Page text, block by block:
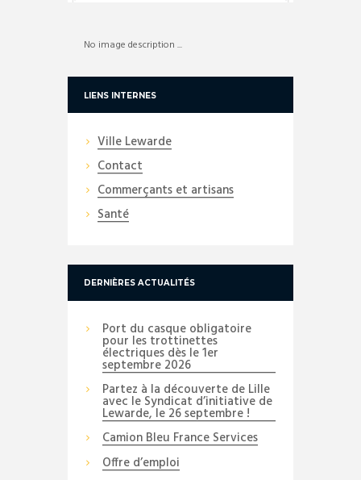
No image description ...
LIENS INTERNES
Ville Lewarde
Contact
Commerçants et artisans
Santé
DERNIÈRES ACTUALITÉS
Port du casque obligatoire
pour les trottinettes
électriques dès le 1er
septembre 2026
Partez à la découverte de Lille
avec le Syndicat d’initiative de
Lewarde, le 26 septembre !
Camion Bleu France Services
Offre d’emploi